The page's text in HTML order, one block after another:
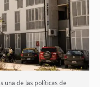
una de las políticas de